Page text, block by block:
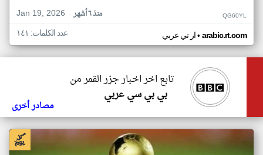
Jan 19, 2026
منذ ٦ أشهر QG60YL
ار تي عربي• arabic.rt.com عدد الكلمات: ١٤١
تابع اخر اخبار جزر القمر من
بي بي سي عربي
مصادر أخرى